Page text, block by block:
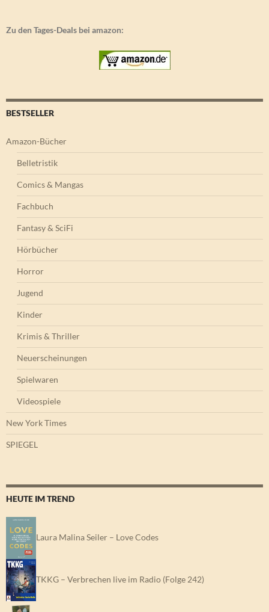
Zu den Tages-Deals bei amazon:
BESTSELLER
Amazon-Bücher
Belletristik
Comics & Mangas
Fachbuch
Fantasy & SciFi
Hörbücher
Horror
Jugend
Kinder
Krimis & Thriller
Neuerscheinungen
Spielwaren
Videospiele
New York Times
SPIEGEL
HEUTE IM TREND
Laura Malina Seiler – Love Codes
TKKG – Verbrechen live im Radio (Folge 242)